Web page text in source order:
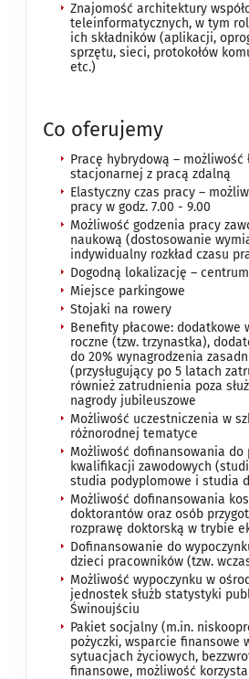
Znajomość architektury
teleinformatycznych, w tym
ich składników (aplikacji,
sprzętu, sieci, protokołów
etc.)
Co oferujemy
Pracę hybrydową – możliwość
stacjonarnej z pracą zdalną
Elastyczny czas pracy –
pracy w godz. 7.00 - 9.00
Możliwość godzenia pracy
naukową (dostosowanie
indywidualny rozkład czasu
Dogodną lokalizację –
Miejsce parkingowe
Stojaki na rowery
Benefity płacowe: dodatkowe
roczne (tzw. trzynastka),
do 20% wynagrodzenia
(przysługujący po 5 latach
również zatrudnienia poza
nagrody jubileuszowe
Możliwość uczestniczenia w
różnorodnej tematyce
Możliwość dofinansowania do
kwalifikacji zawodowych
studia podyplomowe i studia
Możliwość dofinansowania
doktorantów oraz osób
rozprawę doktorską w trybie
Dofinansowanie do
dzieci pracowników (tzw.
Możliwość wypoczynku w
jednostek służb statystyki
Świnoujściu
Pakiet socjalny (m.in.
pożyczki, wsparcie finansowe
sytuacjach życiowych,
finansowe, możliwość